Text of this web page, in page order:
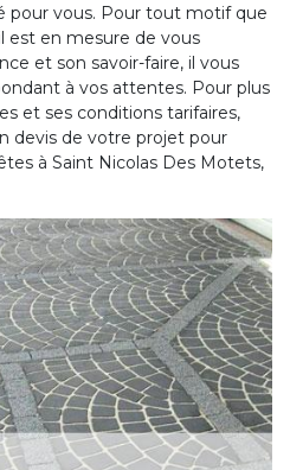
pour vous. Pour tout motif que
est en mesure de vous
et son savoir-faire, il vous
à vos attentes. Pour plus
et ses conditions tarifaires,
devis de votre projet pour
à Saint Nicolas Des Motets,